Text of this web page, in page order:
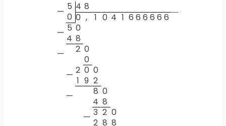
— 5 4 8
0 0 , 1 0 4 1 6 6 6 6 6 6
— 5 0
4 8
—
2 0
0
— 2 0 0
1 9 2
—
8 0
4 8
— 3 2 0
2 8 8